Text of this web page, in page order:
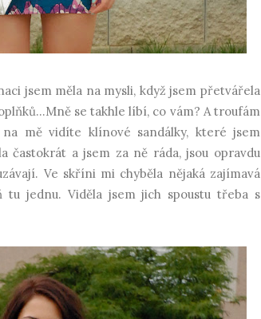
jsem měla na mysli, když jsem přetvářela
se takhle líbí, co vám? A troufám
mě vidíte klínové sandálky, které jsem
častokrát a jsem za ně ráda, jsou opravdu
Ve skříni mi chyběla nějaká zajímavá
tu jednu. Viděla jsem jich spoustu třeba s